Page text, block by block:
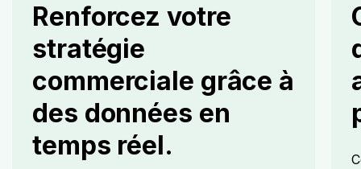
Renforcez votre
stratégie
commerciale grâce à
des données en
temps réel.